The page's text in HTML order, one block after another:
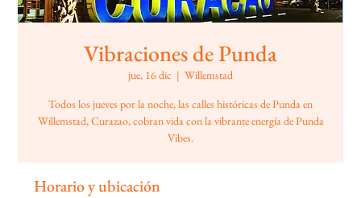
Vibraciones de Punda
jue, 16 dic
  |
Willemstad
Todos los jueves por la noche, las calles históricas de Punda en
Willemstad, Curazao, cobran vida con la vibrante energía de Punda
Vibes.
Horario y ubicación